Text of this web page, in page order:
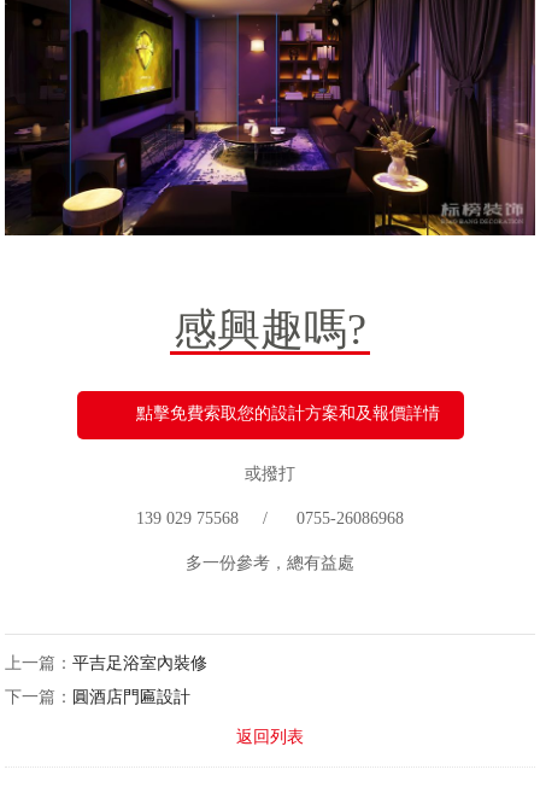
感興趣嗎?
點擊免費索取您的設計方案和及報價詳情
或撥打
139 029 75568 / 0755-26086968
多一份參考，總有益處
上一篇：平吉足浴室內裝修
下一篇： 圓酒店門匾設計
返回列表